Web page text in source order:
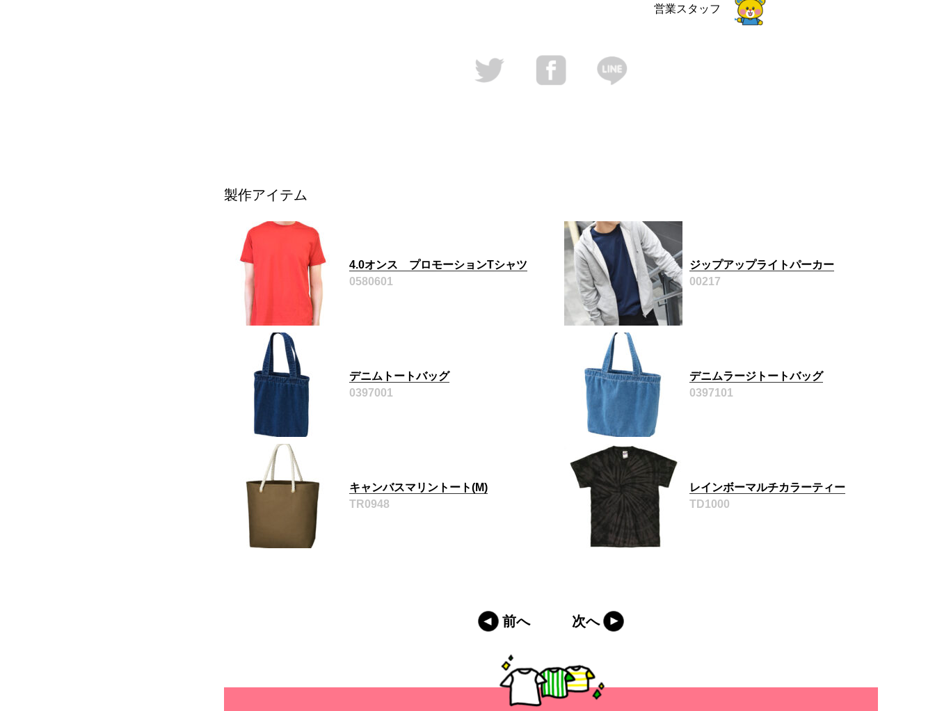
営業スタッフ
製作アイテム
4.0オンス プロモーションTシャツ
0580601
ジップアップライトパーカー
00217
デニムトートバッグ
0397001
デニムラージトートバッグ
0397101
キャンバスマリントート(M)
TR0948
レインボーマルチカラーティー
TD1000
前へ 次へ